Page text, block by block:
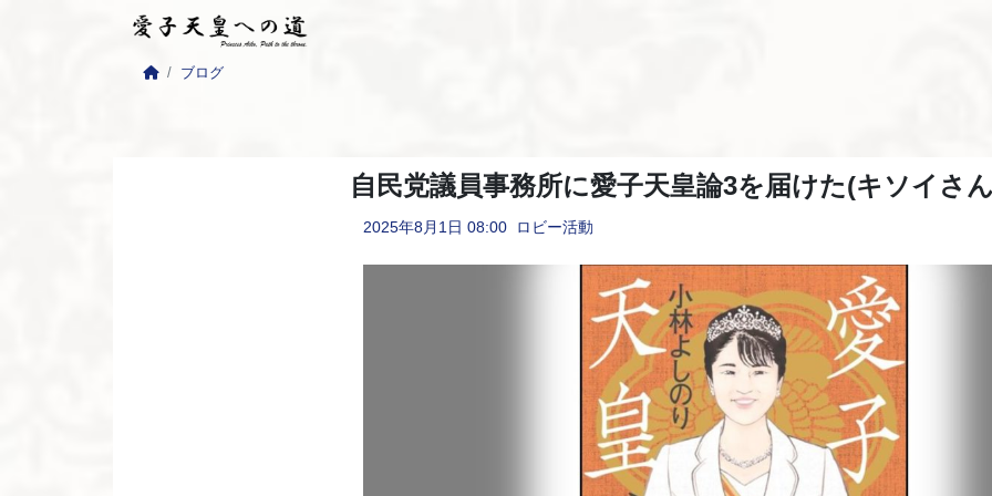
ブログ
自民党議員事務所に愛子天皇論3を届けた(キソイさ
2025年8月1日 08:00 ロビー活動